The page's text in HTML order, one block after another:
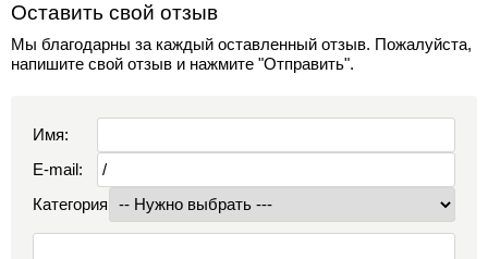
Оставить свой отзыв
Мы благодарны за каждый оставленный отзыв. Пожалуйста,
напишите свой отзыв и нажмите "Отправить".
Имя:
E-mail:
Категория: